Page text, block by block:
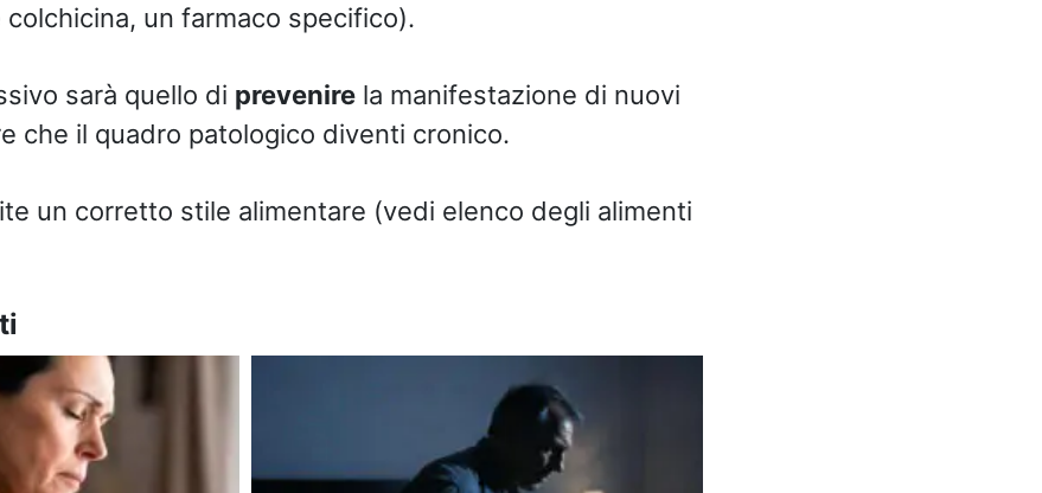
un farmaco specifico).
sarà quello di prevenirela manifestazione di nuovi
che il quadro patologico diventi cronico.
un corretto stile alimentare (vedi elenco degli alimenti